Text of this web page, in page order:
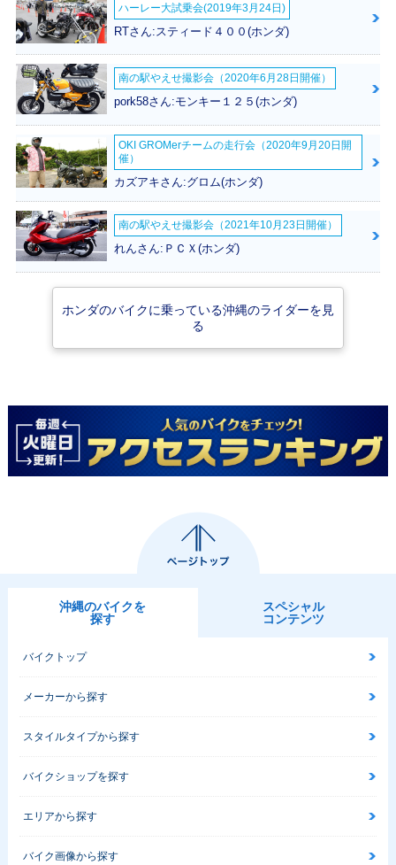
2008年 GYRO X B
ASIC・フルモデル
チェンジ
2002年 GYRO X S
TANDARD・マイナ
ーチェンジ
2002年 GYRO X B
ASIC・マイナーチ
ェンジ
2000年 GYRO X
グリップヒーター標
準装備タイプ・追加
2000年 GYRO X・
マイナーチェンジ
1994年 GYRO X・
カラーチェンジ
1990年 GYRO X・
マイナーチェンジ
1982年 GYRO X・
ハーレー大試乗会(2019年3月24日)
RTさん:スティード４００(ホンダ)
南の駅やえせ撮影会（2020年6月28日開催）
pork58さん:モンキー１２５(ホンダ)
OKI GROMerチームの走行会（2020年9月20日開
催）
カズアキさん:グロム(ホンダ)
南の駅やえせ撮影会（2021年10月23日開催）
れんさん:ＰＣＸ(ホンダ)
ホンダのバイクに乗っている沖縄のライダーを見
る
沖縄のバイクを
探す
スペシャル
コンテンツ
バイクトップ
メーカーから探す
スタイルタイプから探す
バイクショップを探す
エリアから探す
バイク画像から探す